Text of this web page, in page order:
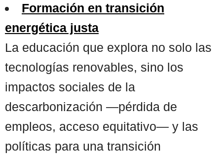
Formación en transición
energética justa
La educación que explora no solo las
tecnologías renovables, sino los
impactos sociales de la
descarbonización —pérdida de
empleos, acceso equitativo— y las
políticas para una transición